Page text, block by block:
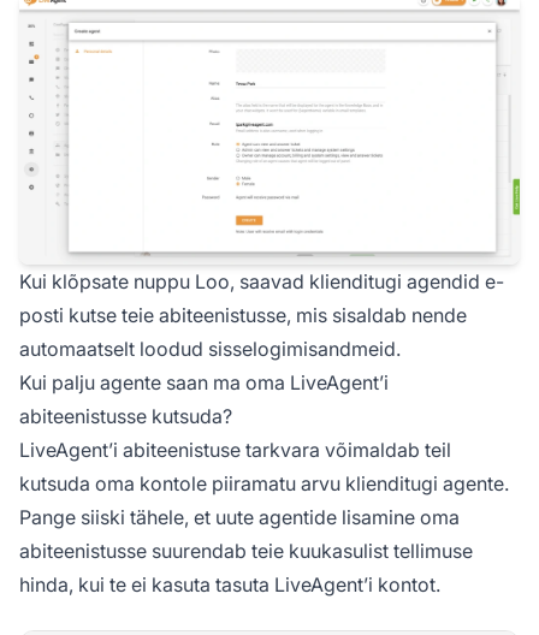
Kui klõpsate nuppu Loo, saavad klienditugi agendid e-
posti kutse teie abiteenistusse, mis sisaldab nende
automaatselt loodud sisselogimisandmeid.
Kui palju agente saan ma oma LiveAgent’i
abiteenistusse kutsuda?
LiveAgent’i abiteenistuse tarkvara võimaldab teil
kutsuda oma kontole piiramatu arvu klienditugi agente.
Pange siiski tähele, et uute agentide lisamine oma
abiteenistusse suurendab teie kuukasulist tellimuse
hinda, kui te ei kasuta tasuta LiveAgent’i kontot.